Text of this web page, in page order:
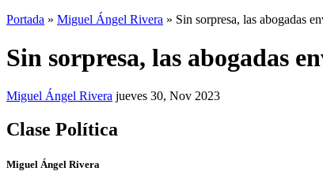
Portada » Miguel Ángel Rivera » Sin sorpresa, las abogadas
Sin sorpresa, las abogadas
Miguel Ángel Rivera jueves 30, Nov 2023
Clase Política
Miguel Ángel Rivera